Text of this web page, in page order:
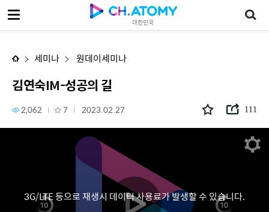
대한민국
김연숙IM-성공의 길
세미나 원데이세미나
김연숙IM-성공의 길
2,062 7 2023.02.27 111
3G/LTE 등으로 재생시 데이터 사용료가 발생할 수 있습니다.